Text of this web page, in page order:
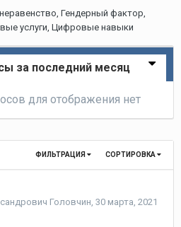
Гендерный фактор,
услуги, Цифровые навыки
за последний месяц
для отображения нет
СОРТИРОВКА
ФИЛЬТРАЦИЯ
Головчин, 30 марта, 2021